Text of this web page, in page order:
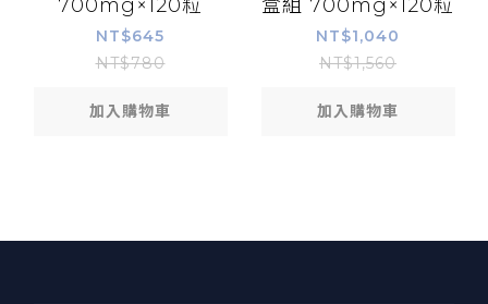
700mg×120粒
NT$645
NT$780
加入購物車
盒組 700mg×120粒
NT$1,040
NT$1,560
加入購物車